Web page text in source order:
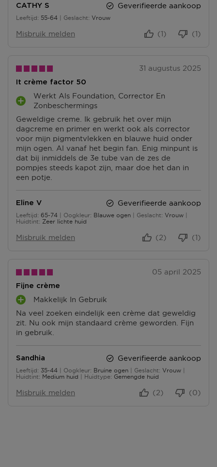
T
E
T
E
CATHY S
Leeftijd
55 tot 6455-64 Geslacht Vrouw
Geverifieerde aankoop
Misbruik melden (1)
(1)
31 augustus 2025
It crème factor 50
Geweldige creme. Ik gebruik het over mijn
dagcreme en primer en werkt ook als corrector
voor mijn pigmentvlekken en blauwe huid onder
mijn ogen. Al vanaf het begin fan. Enig minpunt is
dat bij inmiddels de 3e tube van de zes de
pompjes steeds kapot zijn, maar doe het dan in
een potje.
P
U
S
P
U
N
T
E
N
Werkt Als Foundation, Corrector En
Zonbeschermings
Eline V
Leeftijd
65 tot 7465-74 Oogkleur Blauwe ogen Geslacht
Vrouw
Huidtint
Zeer lichte huid
Geverifieerde aankoop
Misbruik melden (1)
(2)
05 april 2025
Fijne crème
Na veel zoeken eindelijk een crème dat geweldig
zit. Nu ook mijn standaard crème geworden. Fijn
in gebruik.
P
L
U
S
N
T
E
N
Makkelijk In Gebruik
Sandhia
Leeftijd
35 tot 4435-44 Oogkleur Bruine ogen Geslacht
Vrouw
Huidtint
Medium huid Huidtype Gemengde huid
Geverifieerde aankoop
Misbruik melden (0)
(2)